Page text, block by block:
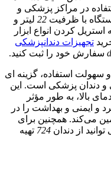
در مراکز پزشکی و
با ظرفیت 22 لیتر و
استریل کردن انواع ابزار
تجهیزات دندانپزشکی
سفارش خود را ثبت کنید.
و سهولت استفاده، گزینه‌ ای
و دندان ‌پزشکی است. این
بالا، به طور مؤثر
و ایمنی و بهداشت را در
می‌کند. همچنین برای
از دندان 724 تهیه